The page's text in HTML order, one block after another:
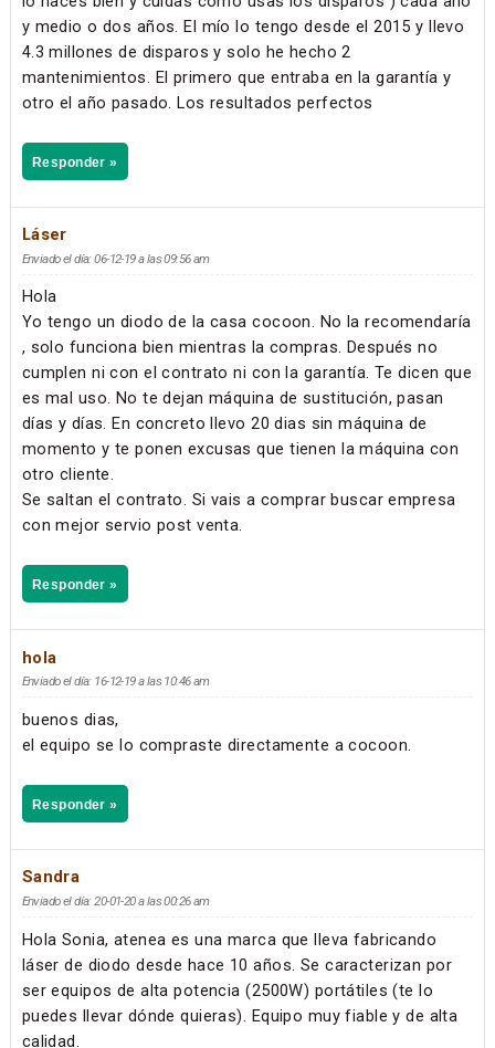
y medio o dos años. El mío lo tengo desde el 2015 y llevo
4.3 millones de disparos y solo he hecho 2
mantenimientos. El primero que entraba en la garantía y
otro el año pasado. Los resultados perfectos
Responder »
Láser
Enviado el día: 06-12-19 a las 09:56 am
Hola
Yo tengo un diodo de la casa cocoon. No la recomendaría
, solo funciona bien mientras la compras. Después no
cumplen ni con el contrato ni con la garantía. Te dicen que
es mal uso. No te dejan máquina de sustitución, pasan
días y días. En concreto llevo 20 dias sin máquina de
momento y te ponen excusas que tienen la máquina con
otro cliente.
Se saltan el contrato. Si vais a comprar buscar empresa
con mejor servio post venta.
Responder »
hola
Enviado el día: 16-12-19 a las 10:46 am
buenos dias,
el equipo se lo compraste directamente a cocoon.
Responder »
Sandra
Enviado el día: 20-01-20 a las 00:26 am
Hola Sonia, atenea es una marca que lleva fabricando
láser de diodo desde hace 10 años. Se caracterizan por
ser equipos de alta potencia (2500W) portátiles (te lo
puedes llevar dónde quieras). Equipo muy fiable y de alta
calidad.